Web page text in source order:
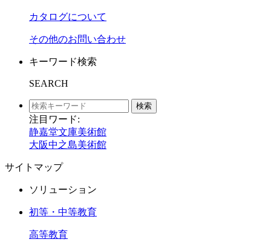
カタログについて
その他のお問い合わせ
キーワード検索
SEARCH
検索
注目ワード:
静嘉堂文庫美術館
大阪中之島美術館
サイトマップ
ソリューション
初等・中等教育
高等教育